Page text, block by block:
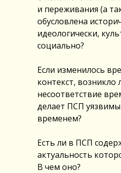
и переживания (а
обусловлена
идеологически,
социально?
Если изменилось
контекст, возникло
несоответствие
делает ПСП
временем?
Есть ли в ПСП
актуальность
В чем оно?